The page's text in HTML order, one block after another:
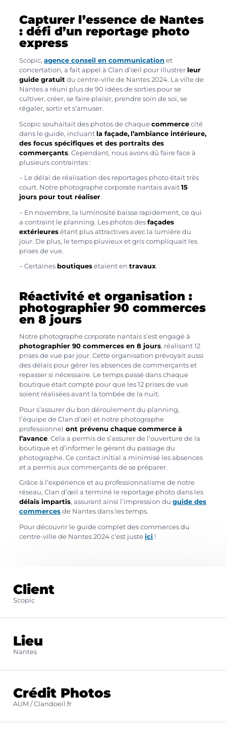
Capturer l’essence de Nantes
: défi d’un reportage photo
express
Scopic,agence conseil en communication et
concertation, a fait appel à Clan d’œil pour illustrer leur
guide gratuit du centre-ville de Nantes 2024. La ville de
Nantes a réuni plus de 90 idées de sorties pour se
cultiver, créer, se faire plaisir, prendre soin de soi, se
régaler, sortir et s’amuser.
Scopic souhaitait des photos de chaquecommerce cité
dans le guide, incluant la façade, l’ambiance intérieure,
des focus spécifiques et des portraits des
commerçants. Cependant, nous avons dû faire face à
plusieurs contraintes :
– Le délai de réalisation des reportages photo était très
court. Notre photographe corporate nantais avait15
jours pour tout réaliser.
– En novembre, la luminosité baisse rapidement, ce qui
a contraint le planning. Les photos desfaçades
extérieures étant plus attractives avec la lumière du
jour. De plus, le temps pluvieux et gris compliquait les
prises de vue.
– Certaines boutiques étaient entravaux.
Réactivité et organisation :
photographier 90 commerces
en 8 jours
Notre photographe corporate nantais s’est engagé à
photographier 90 commerces en 8 jours, réalisant 12
prises de vue par jour. Cette organisation prévoyait aussi
des délais pour gérer les absences de commerçants et
repasser si nécessaire. Le temps passé dans chaque
boutique était compté pour que les 12 prises de vue
soient réalisées avant la tombée de la nuit.
Pour s’assurer du bon déroulement du planning,
l’équipe de Clan d’œil et notre photographe
professionnel ont prévenu chaque commerce à
l’avance. Cela a permis de s’assurer de l’ouverture de la
boutique et d’informer le gérant du passage du
photographe. Ce contact initial a minimisé les absences
et a permis aux commerçants de se préparer.
Grâce à l’expérience et au professionnalisme de notre
réseau, Clan d’œil a terminé le reportage photo dans les
délais impartis, assurant ainsi l’impression duguide des
commerces de Nantes dans les temps.
Pour découvrir le guide complet des commerces du
centre-ville de Nantes 2024 c’est justeici !
Client
Scopic
Lieu
Nantes
Crédit Photos
AUM / Clandoeil.fr